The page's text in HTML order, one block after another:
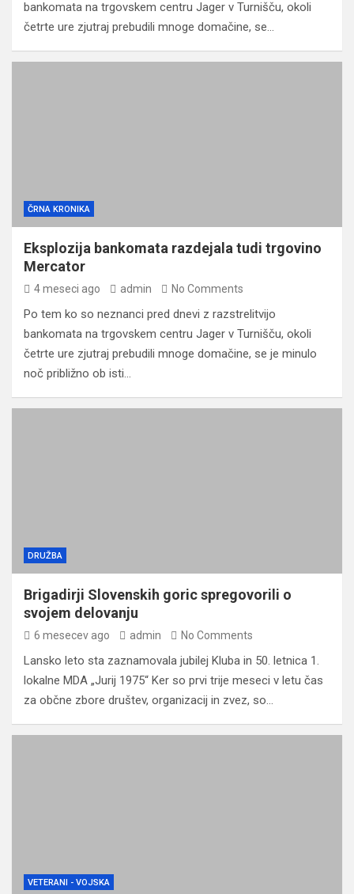
bankomata na trgovskem centru Jager v Turnišču, okoli
četrte ure zjutraj prebudili mnoge domačine, se…
ČRNA KRONIKA
Eksplozija bankomata razdejala tudi trgovino
Mercator
4 meseci ago admin No Comments
Po tem ko so neznanci pred dnevi z razstrelitvijo
bankomata na trgovskem centru Jager v Turnišču, okoli
četrte ure zjutraj prebudili mnoge domačine, se je minulo
noč približno ob isti…
DRUŽBA
Brigadirji Slovenskih goric spregovorili o
svojem delovanju
6 mesecev ago admin No Comments
Lansko leto sta zaznamovala jubilej Kluba in 50. letnica 1.
lokalne MDA „Jurij 1975“ Ker so prvi trije meseci v letu čas
za občne zbore društev, organizacij in zvez, so…
VETERANI - VOJSKA